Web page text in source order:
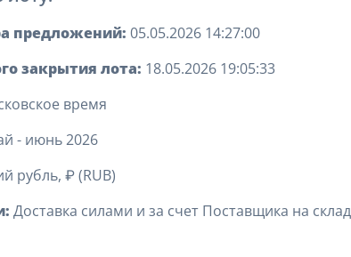
предложений: 05.05.2026 14:27:00
закрытия лота: 18.05.2026 19:05:33
время
- июнь 2026
рубль, ₽ (RUB)
Доставка силами и за счет Поставщика на